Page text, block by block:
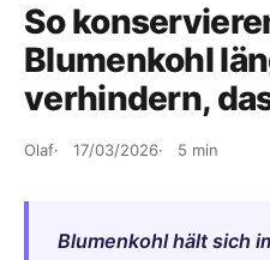
So
Blumenkohl
verhindern,
Olaf 17/03/2026 5 min
Blumenkohl hält sich